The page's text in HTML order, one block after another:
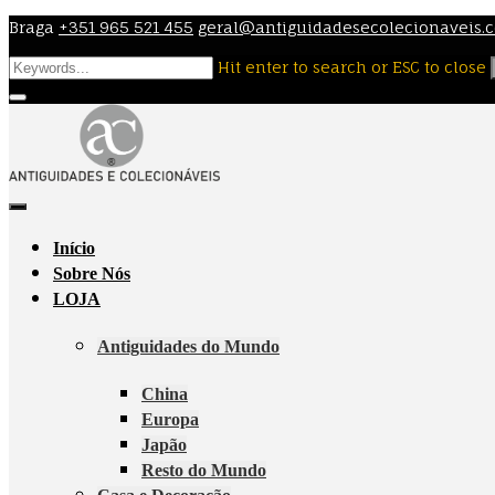
Skip
to
content
Braga +351 965 521 455
Hit enter to search or ESC to close
Início
Sobre Nós
LOJA
Antiguidades do Mundo
China
Europa
Japão
Resto do Mundo